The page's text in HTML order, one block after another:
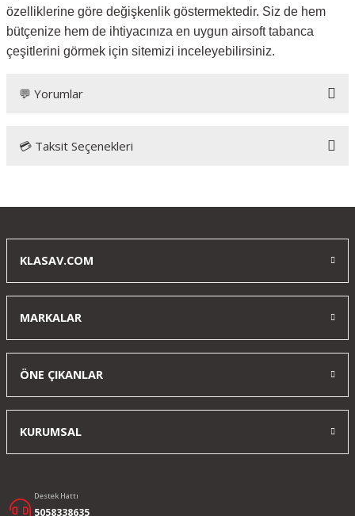
özelliklerine göre değişkenlik göstermektedir. Siz de hem
bütçenize hem de ihtiyacınıza en uygun airsoft tabanca
çeşitlerini görmek için sitemizi inceleyebilirsiniz.
💬 Yorumlar
Bu ürüne ilk yorumu siz yapın!
💳 Taksit Seçenekleri
KLASAV.COM
MARKALAR
ÖNE ÇIKANLAR
KURUMSAL
Destek Hattı
5058338635